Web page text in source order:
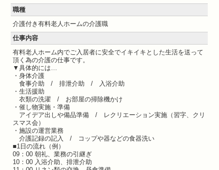
職種
介護付き有料老人ホームの介護職
仕事内容
有料老人ホーム内でご入居者に安全でイキイキとした生活を送って
頂く為の介護の仕事です。
▼具体的には…
・身体介護
食事介助 / 排泄介助 / 入浴介助
・生活援助
衣類の洗濯 / お部屋の掃除機かけ
・催し物実施・準備
アイデア出しや備品準備 / レクリエーション実施（習字、クリ
スマス会）
・施設の運営業務
介護記録の記入 / コップや器などの食器洗い
■1日の流れ（例）
09：00 朝礼、業務の引継ぎ
10：00 入浴介助、排泄介助